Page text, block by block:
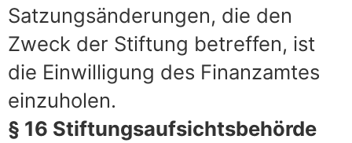
Satzungsänderungen, die den
Zweck der Stiftung betreffen, ist
die Einwilligung des Finanzamtes
einzuholen.
§ 16 Stiftungsaufsichtsbehörde